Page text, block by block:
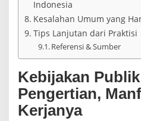
Indonesia
Kesalahan Umum yang
Tips Lanjutan dari Praktisi
Referensi & Sumber
Kebijakan
Pengertian,
Kerjanya